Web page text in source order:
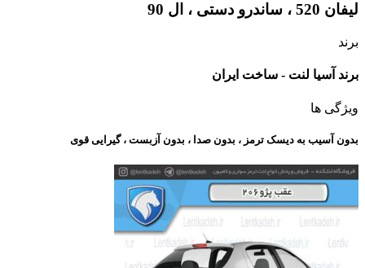
لیفان 520 ، ساندرو دستی ، ال 90
برند
برند آسیا لنت - ساخت ایران
ویژگی ها
بدون آسیب به دیسک ترمز ، بدون صدا ، بدون آزبست ، گیرایی قوی​